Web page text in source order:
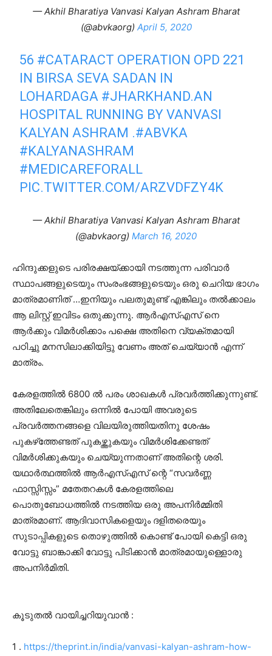
— Akhil Bharatiya Vanvasi Kalyan Ashram Bharat
(@abvkaorg) April 5, 2020
56 #CATARACT OPERATION OPD 221
IN BIRSA SEVA SADAN IN
LOHARDAGA #JHARKHAND.AN
HOSPITAL RUNNING BY VANVASI
KALYAN ASHRAM .#ABVKA
#KALYANASHRAM
#MEDICAREFORALL
PIC.TWITTER.COM/ARZVDFZY4K
— Akhil Bharatiya Vanvasi Kalyan Ashram Bharat
(@abvkaorg) March 16, 2020
ഹിന്ദുക്കളുടെ പരിരക്ഷയ്ക്കായി നടത്തുന്ന പരിവാർ
സ്ഥാപങ്ങളുടെയും സംരംഭങ്ങളുടെയും ഒരു ചെറിയ ഭാഗം
മാത്രമാണിത് …ഇനിയും പലതുമുണ്ട് എങ്കിലും തൽക്കാലം
ആ ലിസ്റ്റ് ഇവിടം ഒതുക്കുന്നു. ആർഎസ്എസ് നെ
ആർക്കും വിമർശിക്കാം പക്ഷെ അതിനെ വ്യക്തമായി
പഠിച്ചു മനസിലാക്കിയിട്ടു വേണം അത് ചെയ്യാൻ എന്ന്
മാത്രം.
കേരളത്തിൽ 6800 ൽ പരം ശാഖകൾ പ്രവർത്തിക്കുന്നുണ്ട്.
അതിലേതെങ്കിലും ഒന്നിൽ പോയി അവരുടെ
പ്രവർത്തനങ്ങളെ വിലയിരുത്തിയതിനു ശേഷം
പുകഴ്‌ത്തേണ്ടത് പുകഴ്ത്തുകയും വിമർശിക്കേണ്ടത്
വിമർശിക്കുകയും ചെയ്യുന്നതാണ് അതിന്റെ ശരി.
യഥാർത്ഥത്തിൽ ആർഎസ്എസ് ന്റെ “സവർണ്ണ
ഫാസ്സിസ്സം” മതേതറകൾ കേരളത്തിലെ
പൊതുബോധത്തിൽ നടത്തിയ ഒരു അപനിർമ്മിതി
മാത്രമാണ്. ആദിവാസികളെയും ദളിതരെയും
സുടാപ്പികളുടെ തൊഴുത്തിൽ കൊണ്ട് പോയി കെട്ടി ഒരു
വോട്ടു ബാങ്കാക്കി വോട്ടു പിടിക്കാൻ മാത്രമായുള്ളൊരു
അപനിർമിതി.
കൂടുതൽ വായിച്ചറിയുവാൻ :
1 . https://theprint.in/india/vanvasi-kalyan-ashram-how-